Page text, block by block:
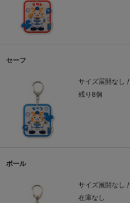
セーフ
サイズ展開なし /
残り8個
ボール
サイズ展開なし /
在庫なし